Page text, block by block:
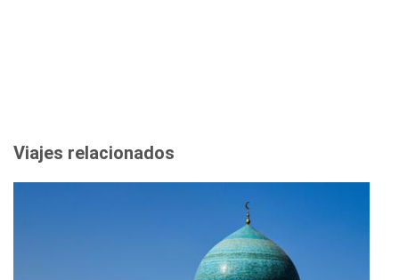
Viajes relacionados